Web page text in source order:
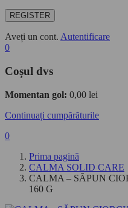
REGISTER
Aveți un cont. Autentificare
0
Coșul dvs
Momentan gol: 0,00 lei
Continuați cumpărăturile
0
Prima pagină
CALMA SOLID CARE
CALMA – SĂPUN
160 G